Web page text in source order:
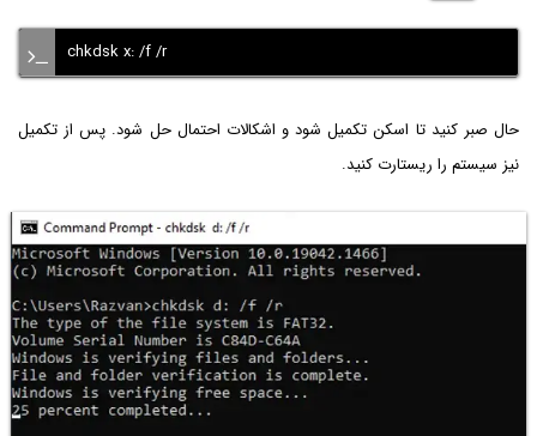
chkdsk x: /f /r
حال صبر کنید تا اسکن تکمیل شود و اشکالات احتمال حل شود. پس از تکمیل
نیز سیستم را ریستارت کنید.